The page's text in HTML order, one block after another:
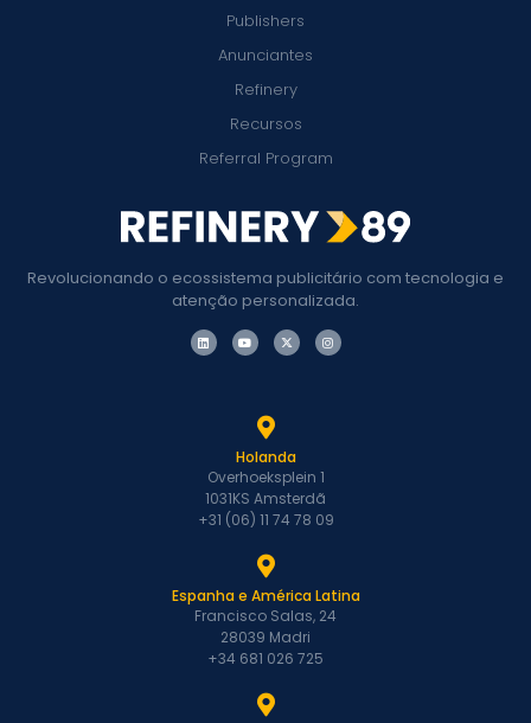
Revolucionando o ecossistema publicitário com tecnologia e
atenção personalizada.
Publishers
Anunciantes
Refinery
Recursos
Referral Program
Holanda
Overhoeksplein 1
1031KS Amsterdã
+31 (06) 11 74 78 09
Espanha e América Latina
Francisco Salas, 24
28039 Madri
+34 681 026 725